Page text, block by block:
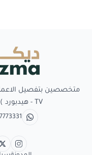
متخصصين بتفصيل
TV - هيدبورد ) توريد منتجات وبدائل الديكور